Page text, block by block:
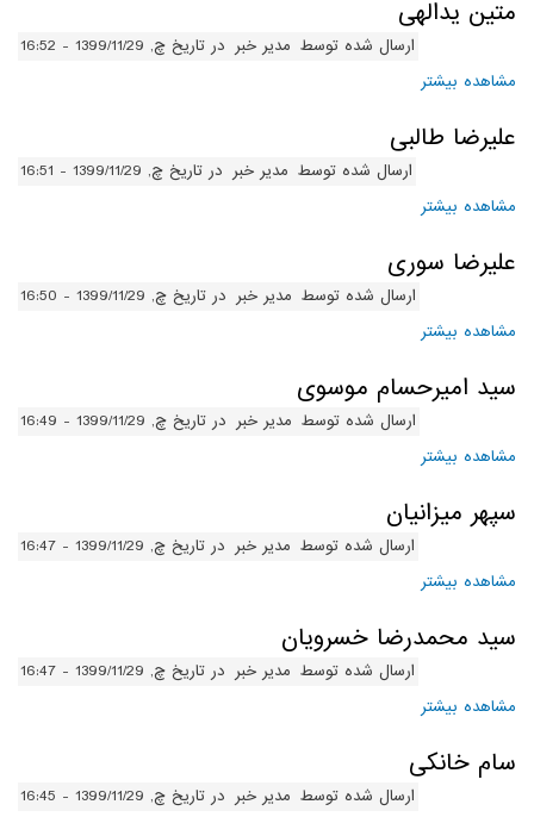
متین یدالهی
ارسال شده توسط مدیر خبر در تاریخ چ, 1399/11/29 - 16:52
مشاهده بیشتر
علیرضا طالبی
ارسال شده توسط مدیر خبر در تاریخ چ, 1399/11/29 - 16:51
مشاهده بیشتر
علیرضا سوری
ارسال شده توسط مدیر خبر در تاریخ چ, 1399/11/29 - 16:50
مشاهده بیشتر
سید امیرحسام موسوی
ارسال شده توسط مدیر خبر در تاریخ چ, 1399/11/29 - 16:49
مشاهده بیشتر
سپهر میزانیان
ارسال شده توسط مدیر خبر در تاریخ چ, 1399/11/29 - 16:47
مشاهده بیشتر
سید محمدرضا خسرویان
ارسال شده توسط مدیر خبر در تاریخ چ, 1399/11/29 - 16:47
مشاهده بیشتر
سام خانکی
ارسال شده توسط مدیر خبر در تاریخ چ, 1399/11/29 - 16:45